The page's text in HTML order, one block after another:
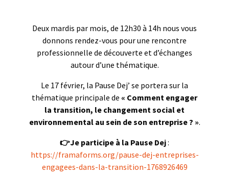
Deux mardis par mois, de 12h30 à 14h nous vous
donnons rendez-vous pour une rencontre
professionnelle de découverte et d’échanges
autour d’une thématique.
Le 17 février, la Pause Dej’ se portera sur la
thématique principale de « Comment engager
la transition, le changement social et
environnemental au sein de son entreprise ? ».
👉Je participe à la Pause Dej:
https://framaforms.org/pause-dej-entreprises-
engagees-dans-la-transition-1768926469